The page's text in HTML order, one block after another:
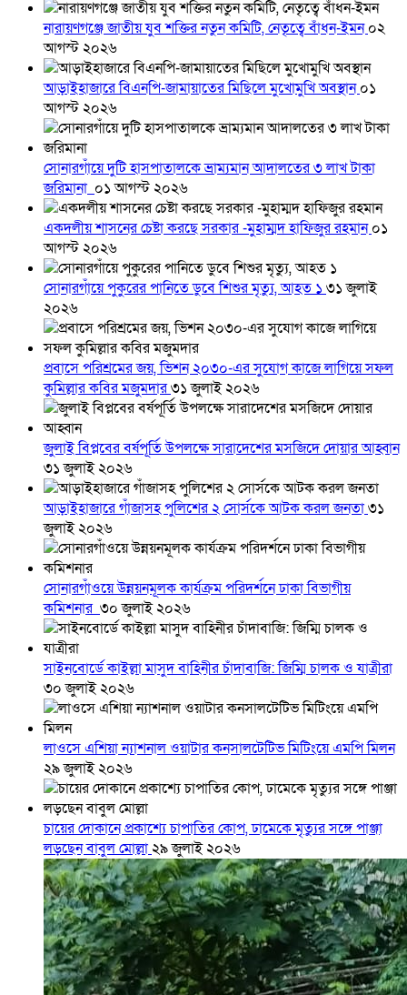
নারায়ণগঞ্জে জাতীয় যুব শক্তির নতুন কমিটি, নেতৃত্বে বাঁধন-ইমন০২
আগস্ট ২০২৬
আড়াইহাজারে বিএনপি-জামায়াতের মিছিলে মুখোমুখি অবস্থান০১
আগস্ট ২০২৬
সোনারগাঁয়ে দুটি হাসপাতালকে ভ্রাম্যমান আদালতের ৩ লাখ টাকা
জরিমানা ০১ আগস্ট ২০২৬
একদলীয় শাসনের চেষ্টা করছে সরকার -মুহাম্মদ হাফিজুর রহমান০১
আগস্ট ২০২৬
সোনারগাঁয়ে পুকুরের পানিতে ডুবে শিশুর মৃত্যু, আহত ১ ৩১ জুলাই
২০২৬
প্রবাসে পরিশ্রমের জয়, ভিশন ২০৩০-এর সুযোগ কাজে লাগিয়ে সফল
কুমিল্লার কবির মজুমদার৩১ জুলাই ২০২৬
জুলাই বিপ্লবের বর্ষপূর্তি উপলক্ষে সারাদেশের মসজিদে দোয়ার আহ্বান
৩১ জুলাই ২০২৬
আড়াইহাজারে গাঁজাসহ পুলিশের ২ সোর্সকে আটক করল জনতা৩১
জুলাই ২০২৬
সোনারগাঁওয়ে উন্নয়নমূলক কার্যক্রম পরিদর্শনে ঢাকা বিভাগীয়
কমিশনার ৩০ জুলাই ২০২৬
সাইনবোর্ডে কাইল্লা মাসুদ বাহিনীর চাঁদাবাজি: জিম্মি চালক ও যাত্রীরা
৩০ জুলাই ২০২৬
লাওসে এশিয়া ন্যাশনাল ওয়াটার কনসালটেটিভ মিটিংয়ে এমপি মিলন
২৯ জুলাই ২০২৬
চায়ের দোকানে প্রকাশ্যে চাপাতির কোপ, ঢামেকে মৃত্যুর সঙ্গে পাঞ্জা
লড়ছেন বাবুল মোল্লা২৯ জুলাই ২০২৬